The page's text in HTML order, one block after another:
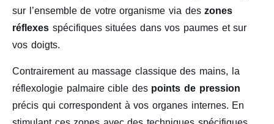
sur l’ensemble de votre organisme via deszones
réflexes spécifiques situées dans vos paumes et sur
vos doigts.
Contrairement au massage classique des mains, la
réflexologie palmaire cible des points de pression
précis qui correspondent à vos organes internes. En